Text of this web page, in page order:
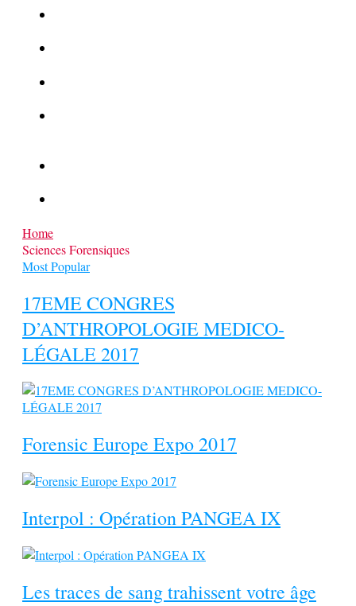
Home
Sciences Forensiques
Most Popular
17EME CONGRES
D’ANTHROPOLOGIE MEDICO-
LÉGALE 2017
Forensic Europe Expo 2017
Interpol : Opération PANGEA IX
Les traces de sang trahissent votre âge